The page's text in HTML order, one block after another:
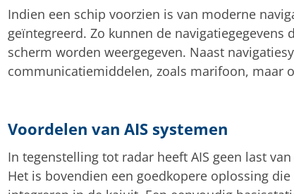
Indien een schip voorzien is van moderne
geïntegreerd. Zo kunnen de
scherm worden weergegeven. Naast
communicatiemiddelen, zoals marifoon, maar
Voordelen van AIS systemen
In tegenstelling tot radar heeft AIS geen last
Het is bovendien een goedkopere oplossing